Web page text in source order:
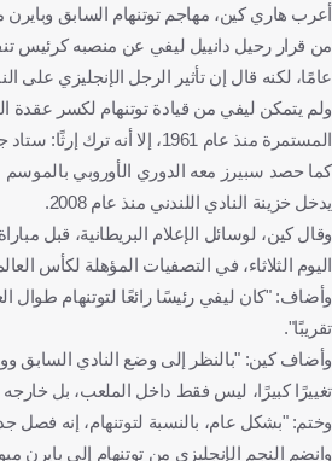
توتنهام هوتسبير
الدوري الإنجليزي
صربيا
إنجلترا
التصفيات
إنجلترا
أعرب هاري كين، مهاجم توتنهام السابق وبايرن
عامًا، لكنه قال إن تأثير الرجل الإنجليزي على
ولم يتمكن ليفي من قيادة توتنهام لكسر عقدة
المستمرة منذ عام 1961، إلا
كما حصد سبيرز معه الدوري الأوروبي
يدخل خزينة النادي اللندني منذ عام 2008.
وقال كين، لوسائل الإعلام البريطانية، قبل
اليوم الثلاثاء، في التصفيات المؤهلة لكأس العالم 2026: "لم أتوقع
وأضاف: "كان ليفي رئيسًا رائعًا لتوتنهام طوال
تقريبًا".
وأضاف كين: "بالنظر إلى وضع النادي السابق
تغييرًا كبيرًا، ليس فقط داخل الملعب، بل خارجه
وختم: "بشكل عام، بالنسبة لتوتنهام، إنه فصل
وانضم النجم الإنجليزي من توتنهام إلى بايرن